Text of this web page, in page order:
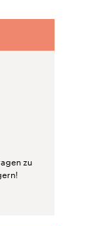
zu